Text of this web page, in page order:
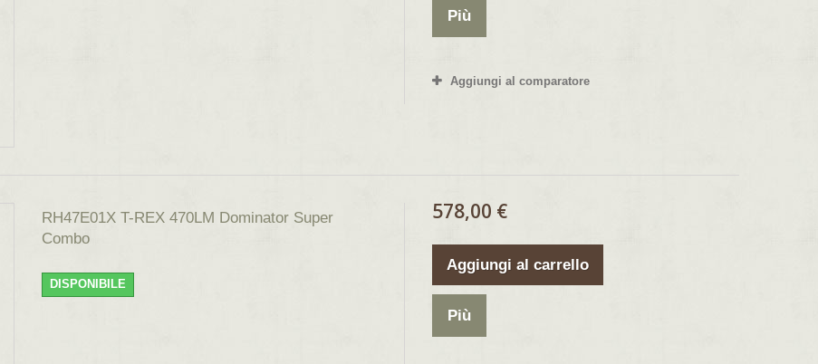
Più
Aggiungi al comparatore
RH47E01X T-REX 470LM Dominator Super
Combo
DISPONIBILE
578,00 €
Aggiungi al carrello
Più